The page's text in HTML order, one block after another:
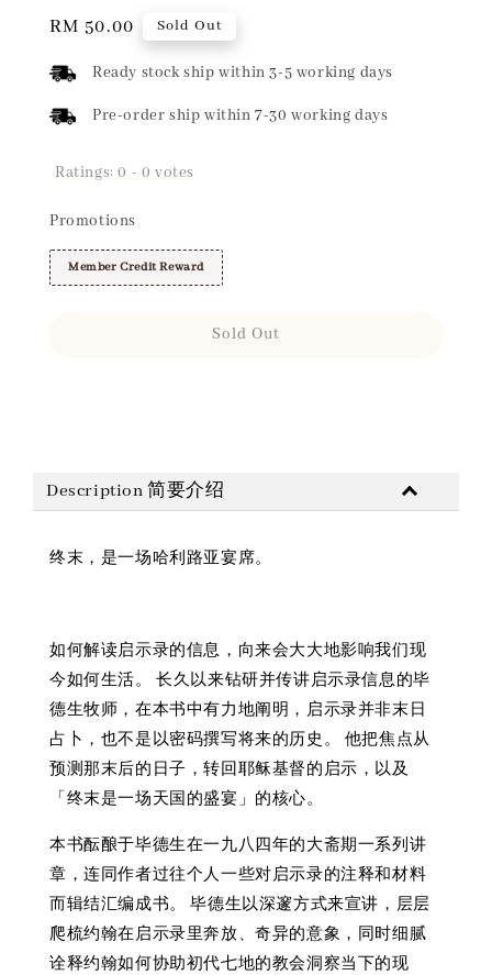
Regular
RM 50.00 Sold Out
Ready stock ship within 3-5 working days
Pre-order ship within 7-30 working days
Ratings:0 - 0 votes
Promotions
Member Credit Reward
Sold Out
Description 简要介绍
终末，是一场哈利路亚宴席。
如何解读启示录的信息，向来会大大地影响我们现
今如何生活。 长久以来钻研并传讲启示录信息的毕
德生牧师，在本书中有力地阐明，启示录并非末日
占卜，也不是以密码撰写将来的历史。 他把焦点从
预测那末后的日子，转回耶稣基督的启示，以及
「终末是一场天国的盛宴」的核心。
本书酝酿于毕德生在一九八四年的大斋期一系列讲
章，连同作者过往个人一些对启示录的注释和材料
而辑结汇编成书。 毕德生以深邃方式来宣讲，层层
爬梳约翰在启示录里奔放、奇异的意象，同时细腻
诠释约翰如何协助初代七地的教会洞察当下的现